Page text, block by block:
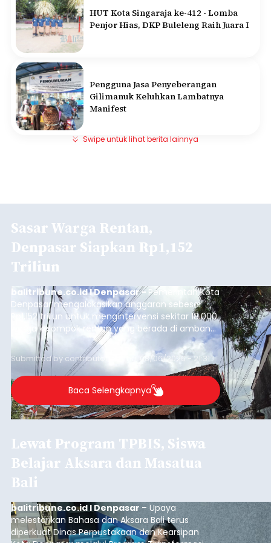
HUT Kota Singaraja ke-412 - Lomba
Penjor Hias, DKP Buleleng Raih Juara I
Pengguna Jasa Penyeberangan
Gilimanuk Keluhkan Lambatnya
Manifest
Swipe untuk lihat berita lainnya
Sasar Warga Rentan,
Denpasar Siapkan Rp1,152
Triliun
balitribune.co.id I Denpasar - Pemerintah Kota
Denpasar mengalokasikan anggaran sebesar
Rp1,152 triliun untuk mengintervensi sekitar 18.000
warga kelompok rentan yang berada di ambang
garis kemiskinan. Langkah strategis ini diambil
guna menjaga masyarakat yang berada pada
kelompok desil 5 dan 6 tersebut agar tidak
merosot ke kategori miskin.
Submitted by contributor Thu, 08/06/2026 - 21:31
Baca Selengkapnya
Lewat Program TPBIS, Siswa
Belajar Aksara dan Masatua
Bali
balitribune.co.id I Denpasar – Upaya
melestarikan Bahasa dan Aksara Bali terus
diperkuat Dinas Perpustakaan dan Kearsipan